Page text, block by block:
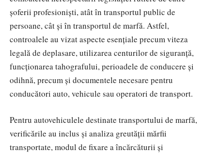
șoferii profesioniști, atât în transportul public de
persoane, cât și în transportul de marfă. Astfel,
controalele au vizat aspecte esențiale precum viteza
legală de deplasare, utilizarea centurilor de siguranță,
funcționarea tahografului, perioadele de conducere și
odihnă, precum și documentele necesare pentru
conducători auto, vehicule sau operatori de transport.
Pentru autovehiculele destinate transportului de marfă,
verificările au inclus și analiza greutății mărfii
transportate, modul de fixare a încărcăturii și